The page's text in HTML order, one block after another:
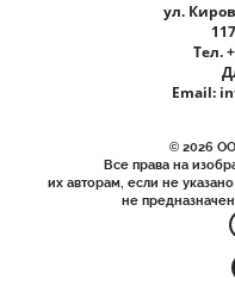
ул.
Тел.
Email:
© 2026
Все права на
их авторам, если не
не